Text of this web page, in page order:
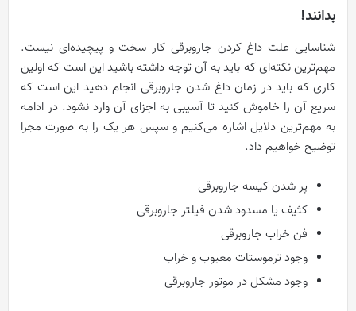
بدانند!
شناسایی علت داغ کردن جاروبرقی کار سخت و پیچیده‌ای نیست.
مهم‌ترین نکته‌ای که باید به آن توجه داشته باشید این است که اولین
کاری که باید در زمان داغ شدن جاروبرقی انجام دهید این است که
سریع آن را خاموش کنید تا آسیبی به اجزای آن وارد نشود. در ادامه
به مهم‌ترین دلایل اشاره می‌کنیم و سپس هر یک را به صورت مجزا
توضیح خواهیم داد.
پر شدن کیسه جاروبرقی
کثیف یا مسدود شدن فیلتر جاروبرقی
فن خراب جاروبرقی
وجود ترموستات معیوب و خراب
وجود مشکل در موتور جاروبرقی